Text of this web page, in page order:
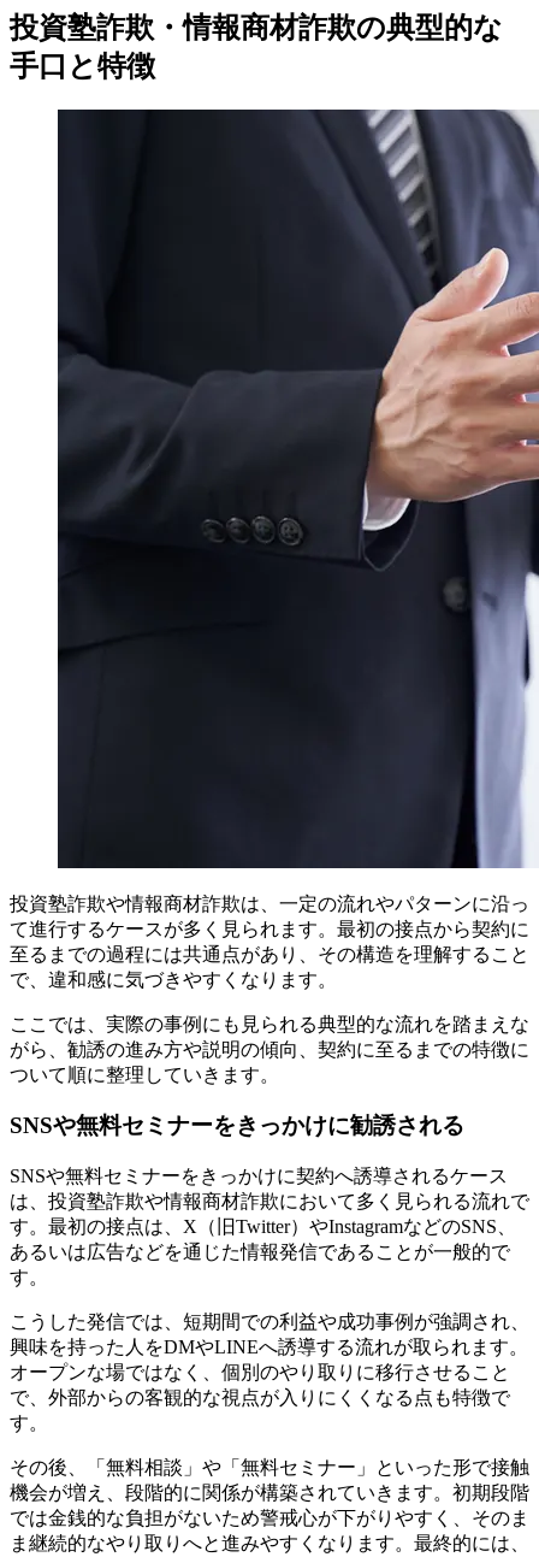
投資塾詐欺・情報商材詐欺の典型的な
手口と特徴
投資塾詐欺や情報商材詐欺は、一定の流れやパターンに沿っ
て進行するケースが多く見られます。最初の接点から契約に
至るまでの過程には共通点があり、その構造を理解すること
で、違和感に気づきやすくなります。
ここでは、実際の事例にも見られる典型的な流れを踏まえな
がら、勧誘の進み方や説明の傾向、契約に至るまでの特徴に
ついて順に整理していきます。
SNSや無料セミナーをきっかけに勧誘される
SNSや無料セミナーをきっかけに契約へ誘導されるケース
は、投資塾詐欺や情報商材詐欺において多く見られる流れで
す。最初の接点は、X（旧Twitter）やInstagramなどのSNS、
あるいは広告などを通じた情報発信であることが一般的で
す。
こうした発信では、短期間での利益や成功事例が強調され、
興味を持った人をDMやLINEへ誘導する流れが取られます。
オープンな場ではなく、個別のやり取りに移行させること
で、外部からの客観的な視点が入りにくくなる点も特徴で
す。
その後、「無料相談」や「無料セミナー」といった形で接触
機会が増え、段階的に関係が構築されていきます。初期段階
では金銭的な負担がないため警戒心が下がりやすく、そのま
ま継続的なやり取りへと進みやすくなります。最終的には、